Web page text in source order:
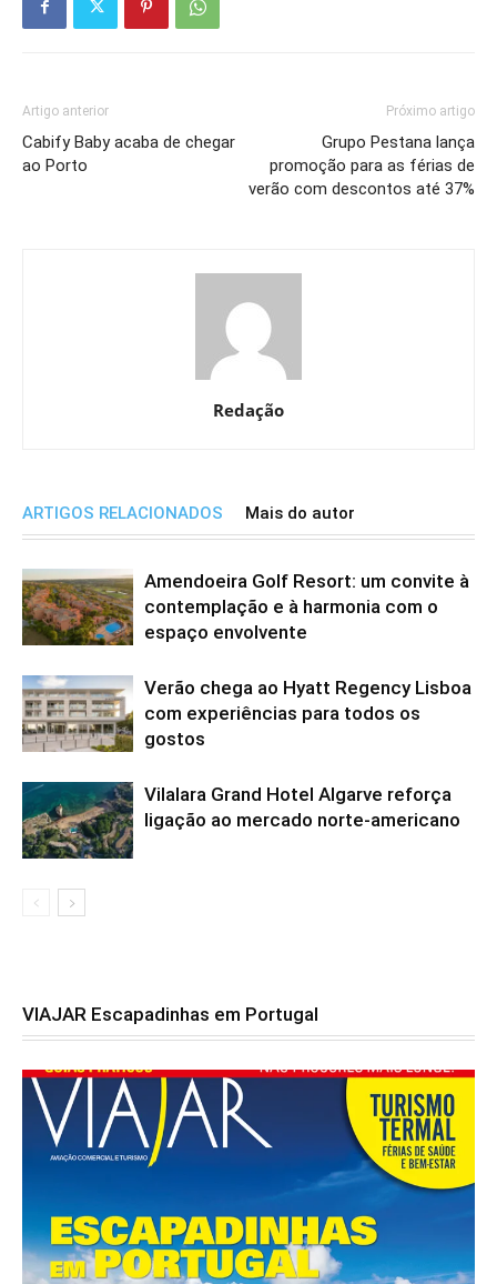
Artigo anterior
Cabify Baby acaba de chegar
ao Porto
Próximo artigo
Grupo Pestana lança
promoção para as férias de
verão com descontos até 37%
Redação
ARTIGOS RELACIONADOS Mais do autor
Amendoeira Golf Resort: um convite à
contemplação e à harmonia com o
espaço envolvente
Verão chega ao Hyatt Regency Lisboa
com experiências para todos os
gostos
Vilalara Grand Hotel Algarve reforça
ligação ao mercado norte-americano
VIAJAR Escapadinhas em Portugal